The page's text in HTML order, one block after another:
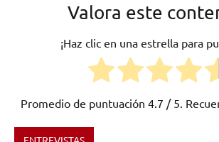
Valora este
¡Haz clic en una estrella para
Promedio de puntuación 4.7 / 5.